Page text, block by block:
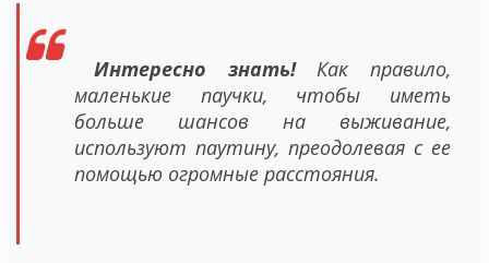
Интересно знать!Как правило,
маленькие паучки, чтобы иметь
больше шансов на выживание,
используют паутину, преодолевая с ее
помощью огромные расстояния.